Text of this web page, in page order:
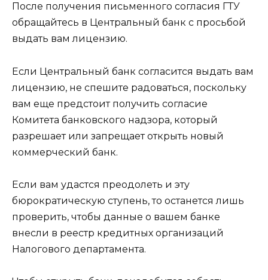
После получения письменного согласия ГТУ
обращайтесь в Центральный банк с просьбой
выдать вам лицензию.
Если Центральный банк согласится выдать вам
лицензию, не спешите радоваться, поскольку
вам еще предстоит получить согласие
Комитета банковского надзора, который
разрешает или запрещает открыть новый
коммерческий банк.
Если вам удастся преодолеть и эту
бюрократическую ступень, то останется лишь
проверить, чтобы данные о вашем банке
внесли в реестр кредитных организаций
Налогового департамента.